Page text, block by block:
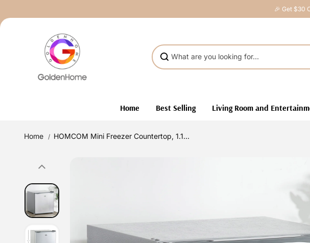
🎉 Get $30
Home Best Selling Living Room and
Home HOMCOM Mini Freezer Countertop, 1.1...